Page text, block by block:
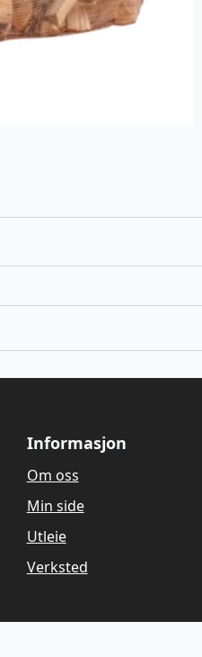
Informasjon
Om oss
Min side
Utleie
Verksted